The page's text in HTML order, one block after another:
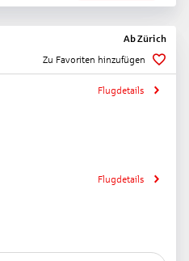
AbZürich
Zu Favoriten hinzufügen
Flugdetails
Flugdetails